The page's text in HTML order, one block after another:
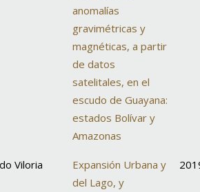
anomalías
gravimétricas y
magnéticas, a partir
de datos
satelitales, en el
escudo de Guayana:
estados Bolívar y
Amazonas
Viloria
Expansión Urbana y
del Lago, y